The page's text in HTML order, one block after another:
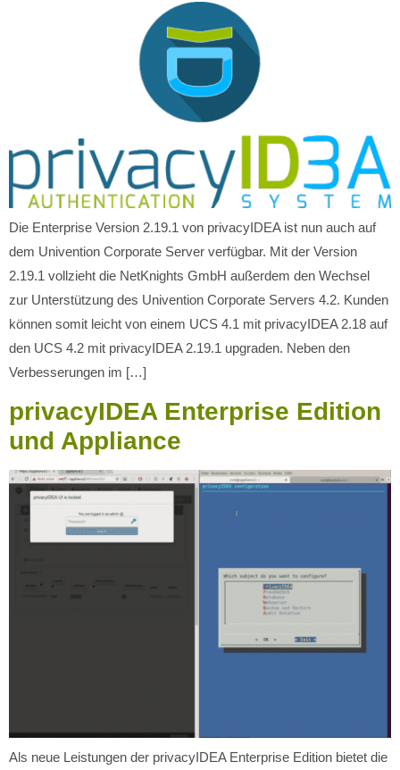
Die Enterprise Version 2.19.1 von privacyIDEA ist nun auch auf
dem Univention Corporate Server verfügbar. Mit der Version
2.19.1 vollzieht die NetKnights GmbH außerdem den Wechsel
zur Unterstützung des Univention Corporate Servers 4.2. Kunden
können somit leicht von einem UCS 4.1 mit privacyIDEA 2.18 auf
den UCS 4.2 mit privacyIDEA 2.19.1 upgraden. Neben den
Verbesserungen im […]
privacyIDEA Enterprise Edition
und Appliance
Als neue Leistungen der privacyIDEA Enterprise Edition bietet die